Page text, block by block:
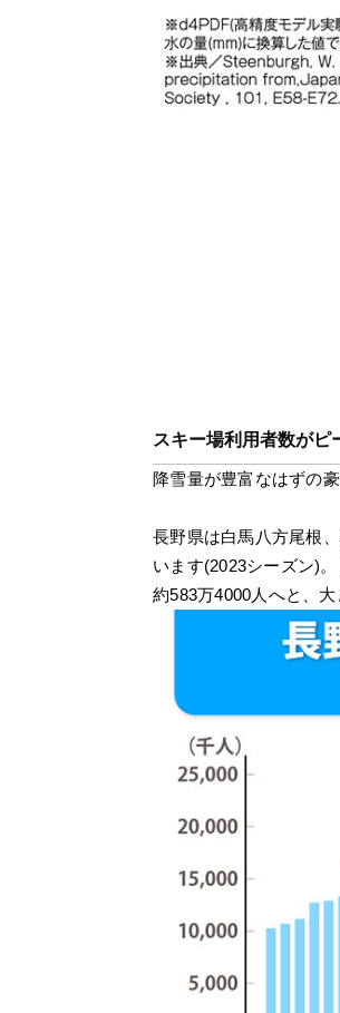
スキー場利用者数がピ
降雪量が豊富なはずの
長野県は白馬八方尾根
います(2023シーズン)
約583万4000人へと、大